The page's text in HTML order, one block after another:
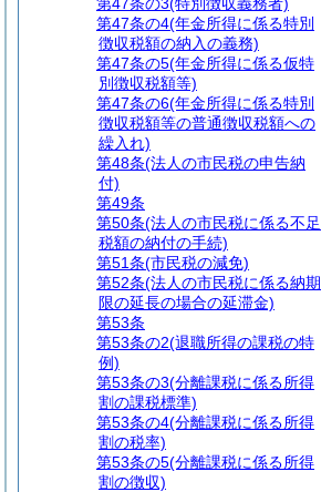
第47条の4(年金所得に係る特別
徴収税額の納入の義務)
第47条の5(年金所得に係る仮特
別徴収税額等)
第47条の6(年金所得に係る特別
徴収税額等の普通徴収税額への
繰入れ)
第48条(法人の市民税の申告納
付)
第49条
第50条(法人の市民税に係る不足
税額の納付の手続)
第51条(市民税の減免)
第52条(法人の市民税に係る納期
限の延長の場合の延滞金)
第53条
第53条の2(退職所得の課税の特
例)
第53条の3(分離課税に係る所得
割の課税標準)
第53条の4(分離課税に係る所得
割の税率)
第53条の5(分離課税に係る所得
割の徴収)